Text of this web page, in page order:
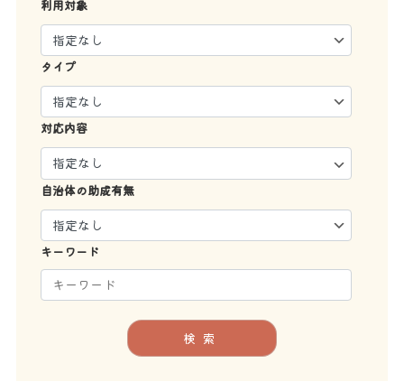
利用対象
タイプ
対応内容
自治体の助成有無
キーワード
検索